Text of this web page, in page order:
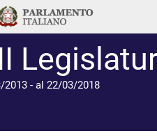
2013 - al 22/03/2018